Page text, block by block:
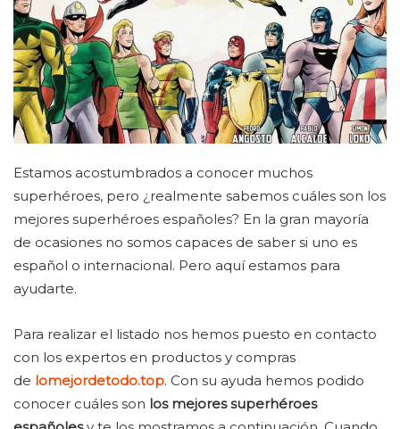
Estamos acostumbrados a conocer muchos
superhéroes, pero ¿realmente sabemos cuáles son los
mejores superhéroes españoles? En la gran mayoría
de ocasiones no somos capaces de saber si uno es
español o internacional. Pero aquí estamos para
ayudarte.
Para realizar el listado nos hemos puesto en contacto
con los expertos en productos y compras
de lomejordetodo.top. Con su ayuda hemos podido
conocer cuáles son los mejores superhéroes